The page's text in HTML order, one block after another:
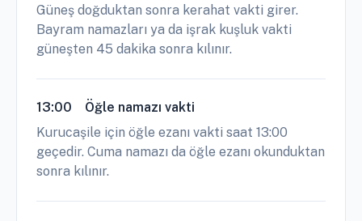
Güneş doğduktan sonra kerahat vakti girer.
Bayram namazları ya da işrak kuşluk vakti
güneşten 45 dakika sonra kılınır.
13:00
Öğle namazı vakti
Kurucaşile için öğle ezanı vakti saat 13:00
geçedir. Cuma namazı da öğle ezanı okunduktan
sonra kılınır.